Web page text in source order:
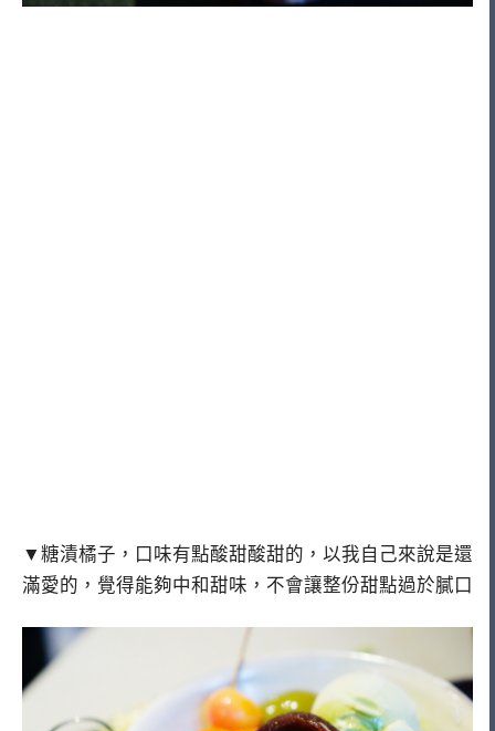
▼糖漬橘子，口味有點酸甜酸甜的，以我自己來說是還
滿愛的，覺得能夠中和甜味，不會讓整份甜點過於膩口